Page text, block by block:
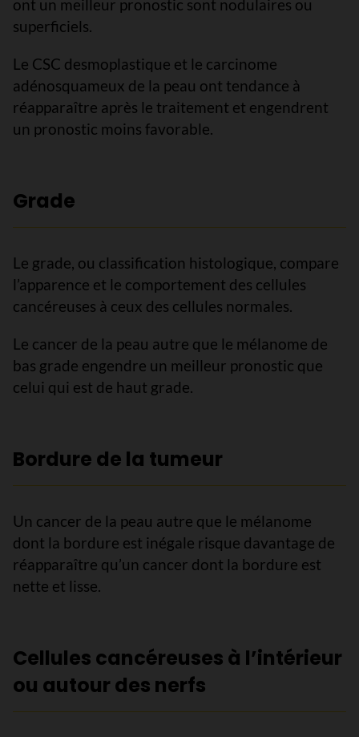
ont un meilleur pronostic sont nodulaires ou
superficiels.
Le CSC desmoplastique et le carcinome
adénosquameux de la peau ont tendance à
réapparaître après le traitement et engendrent
un pronostic moins favorable.
Grade
Le grade, ou classification histologique, compare
l’apparence et le comportement des cellules
cancéreuses à ceux des cellules normales.
Le cancer de la peau autre que le mélanome de
bas grade engendre un meilleur pronostic que
celui qui est de haut grade.
Bordure de la tumeur
Un cancer de la peau autre que le mélanome
dont la bordure est inégale risque davantage de
réapparaître qu’un cancer dont la bordure est
nette et lisse.
Cellules cancéreuses à l’intérieur
ou autour des nerfs